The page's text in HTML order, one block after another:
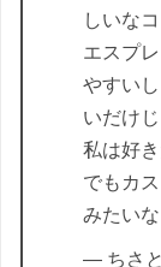
しいな
エスプ
やすい
いだけ
私は好
でもカ
みたいな
— ちさ